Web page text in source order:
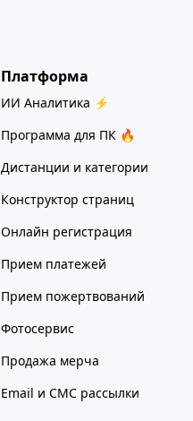
Платформа
ИИ Аналитика ⚡
Программа для ПК 🔥
Дистанции и категории
Конструктор страниц
Онлайн регистрация
Прием платежей
Прием пожертвований
Фотосервис
Продажа мерча
Email и СМС рассылки